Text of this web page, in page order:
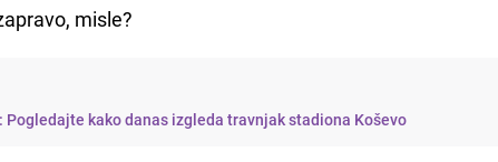
misle?
Pogledajte kako danas izgleda travnjak stadiona Koševo